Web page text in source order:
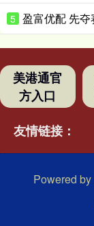
5
美港通官
方入口
友情链接：
Powered by